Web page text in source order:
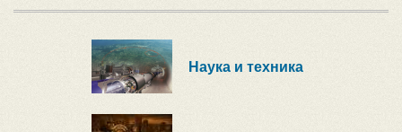
Наука и техника